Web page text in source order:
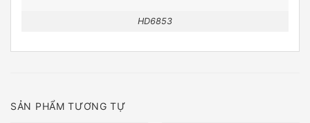
HD6853
SẢN PHẨM TƯƠNG TỰ